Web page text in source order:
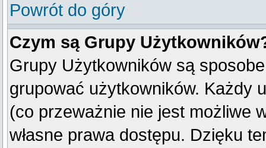
Powrót do góry
Czym są Grupy
Grupy Użytkowników są
grupować użytkowników. Każdy
(co przeważnie nie jest możliwe
własne prawa dostępu. Dzięku